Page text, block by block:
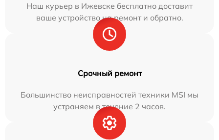
Наш курьер в Ижевске бесплатно доставит
ваше устройство на ремонт и обратно.
Срочный ремонт
Большинство неисправностей техники MSI мы
устраняем в течение 2 часов.